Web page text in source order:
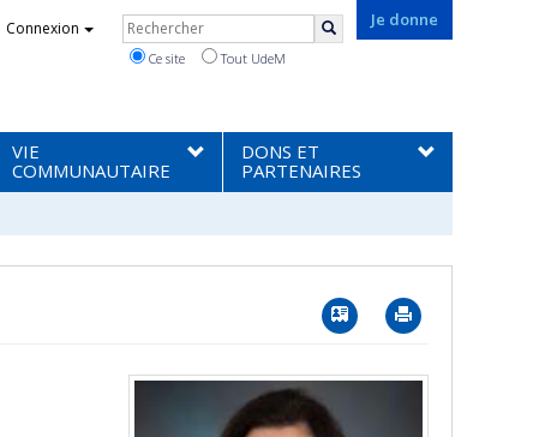
Je donne
Connexion Rechercher
Ce site Tout UdeM
VIE
COMMUNAUTAIRE
DONS ET
PARTENAIRES
Vcard